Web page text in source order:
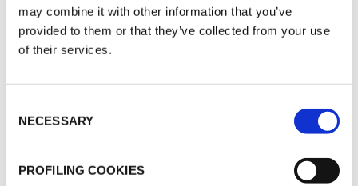
may combine it with other information that you’ve
provided to them or that they’ve collected from your use
of their services.
Selection
NECESSARY
PROFILING COOKIES
MARKETING
K-FLEX CATALOGO GENERAL